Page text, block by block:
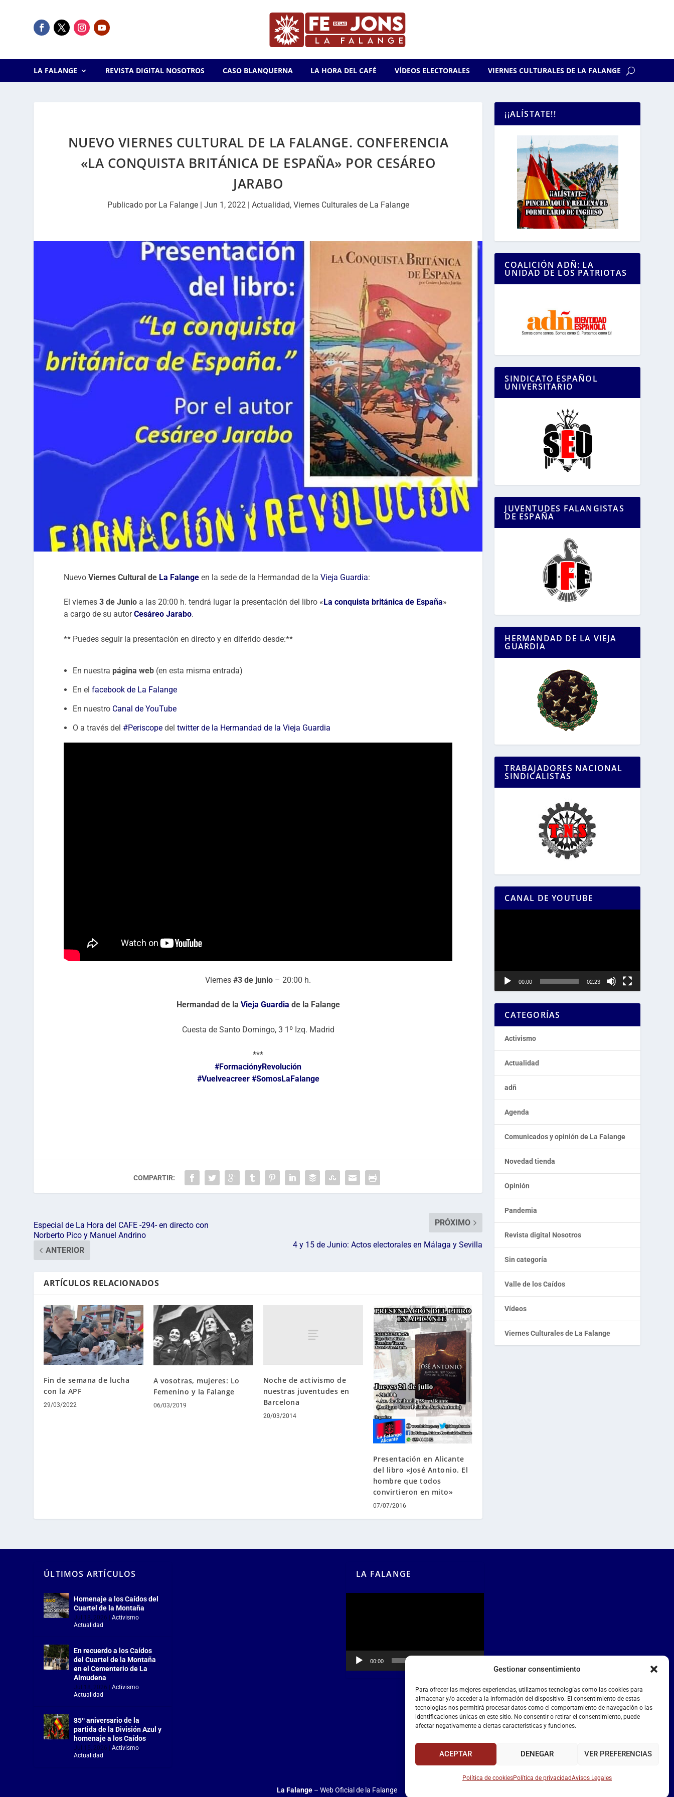
Gestionar consentimiento
Para ofrecer las mejores experiencias, utilizamos tecnologías como las cookies para
almacenar y/o acceder a la información del dispositivo. El consentimiento de estas
tecnologías nos permitirá procesar datos como el comportamiento de navegación o las
identificaciones únicas en este sitio. No consentir o retirar el consentimiento, puede
afectar negativamente a ciertas características y funciones.
ACEPTAR DENEGAR VER PREFERENCIAS
Política de cookiesPolítica de privacidadAvisos Legales
LA FALANGE REVISTA DIGITAL NOSOTROS CASO BLANQUERNA LA HORA DEL CAFÉ VÍDEOS ELECTORALES VIERNES CULTURALES DE LA FALANGE
NUEVO VIERNES CULTURAL DE LA FALANGE. CONFERENCIA
«LA CONQUISTA BRITÁNICA DE ESPAÑA» POR CESÁREO
JARABO
Publicado por La Falange| Jun 1, 2022| Actualidad, Viernes Culturales de La Falange
NuevoViernes Cultural de La Falange en la sede de la Hermandad de laVieja Guardia:
El viernes3 de Junio a las 20:00 h. tendrá lugar la presentación del libro « La conquista británica de España»
a cargo de su autorCesáreo Jarabo.
** Puedes seguir la presentación en directo y en diferido desde:**
En nuestrapágina web (en esta misma entrada)
En elfacebook de La Falange
En nuestro Canal de YouTube
O a través del #Periscope deltwitter de la Hermandad de la Vieja Guardia
Viernes#3 de junio – 20:00 h.
Hermandad de la Vieja Guardia de la Falange
Cuesta de Santo Domingo, 3 1º Izq. Madrid
***
#FormaciónyRevolución
#Vuelveacreer #SomosLaFalange
COMPARTIR:
Especial de La Hora del CAFE -294- en directo con
Norberto Pico y Manuel Andrino
ANTERIOR
PRÓXIMO
4 y 15 de Junio: Actos electorales en Málaga y Sevilla
ARTÍCULOS RELACIONADOS
Fin de semana de lucha
con la APF
29/03/2022
A vosotras, mujeres: Lo
Femenino y la Falange
06/03/2019
Noche de activismo de
nuestras juventudes en
Barcelona
20/03/2014
Presentación en Alicante
del libro «José Antonio. El
hombre que todos
convirtieron en mito»
07/07/2016
¡¡ALÍSTATE!!
COALICIÓN ADÑ: LA
UNIDAD DE LOS PATRIOTAS
SINDICATO ESPAÑOL
UNIVERSITARIO
JUVENTUDES FALANGISTAS
DE ESPAÑA
HERMANDAD DE LA VIEJA
GUARDIA
TRABAJADORES NACIONAL
SINDICALISTAS
CANAL DE YOUTUBE
00:00 02:23
CATEGORÍAS
Activismo
Actualidad
adñ
Agenda
Comunicados y opinión de La Falange
Novedad tienda
Opinión
Pandemia
Revista digital Nosotros
Sin categoría
Valle de los Caídos
Vídeos
Viernes Culturales de La Falange
ÚLTIMOS ARTÍCULOS
Homenaje a los Caídos del
Cuartel de la Montaña
Jul 18, 2026 |Activismo,
Actualidad
En recuerdo a los Caídos
del Cuartel de la Montaña
en el Cementerio de La
Almudena
Jul 18, 2026 |Activismo,
Actualidad
85º aniversario de la
partida de la División Azul y
homenaje a los Caídos
Jul 15, 2026 |Activismo,
Actualidad
LA FALANGE
00:00
La Falange – Web Oficial de la Falange